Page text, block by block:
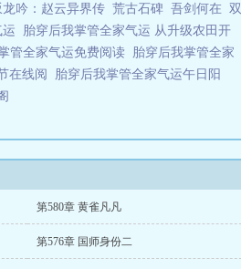
龙吟：赵云异界传 荒古石碑 吾剑何在 双
运 胎穿后我掌管全家气运 从升级农田开
管全家气运免费阅读 胎穿后我掌管全家
在线阅 胎穿后我掌管全家气运午日阳
第580章 黄雀凡凡
第576章 国师身份二